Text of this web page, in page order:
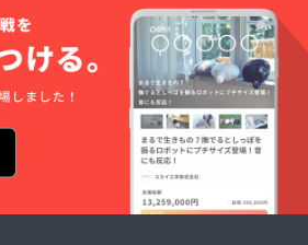
きがわ
の食材
をたっ
ぷり
使った
昼食付
き ※場
所：埼
玉県と
加者ご